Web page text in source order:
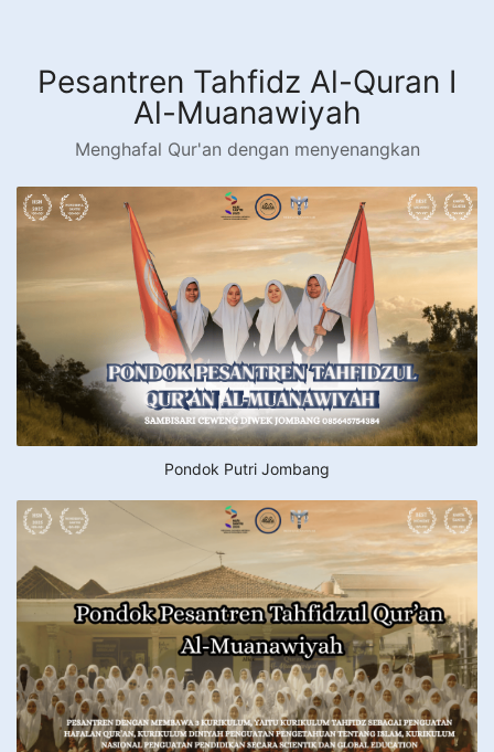
kontenPesantren Tahfidz Al-Quran I
Al-Muanawiyah
Menghafal Qur'an dengan menyenangkan
Pondok Putri Jombang